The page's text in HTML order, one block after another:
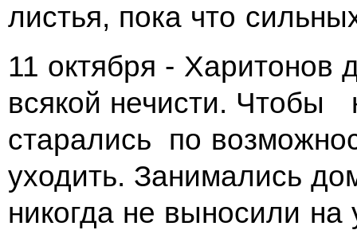
листья, пока что
11 октября -
всякой нечисти. Чтобы
старались по
уходить. Занимались
никогда не выносили на